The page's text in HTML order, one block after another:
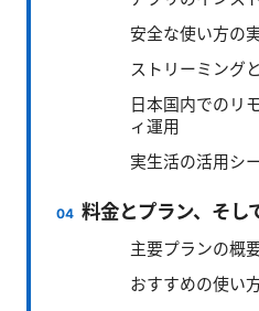
安全な使い方の
ストリーミング
日本国内でのリ
ィ運用
実生活の活用シ
料金とプラン、そし
主要プランの概
おすすめの使い